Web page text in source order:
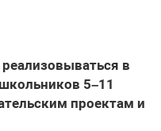
в
5–11
проектам и